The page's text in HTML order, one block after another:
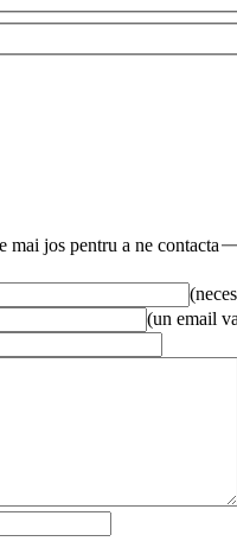
mai jos pentru a ne contacta
(un email